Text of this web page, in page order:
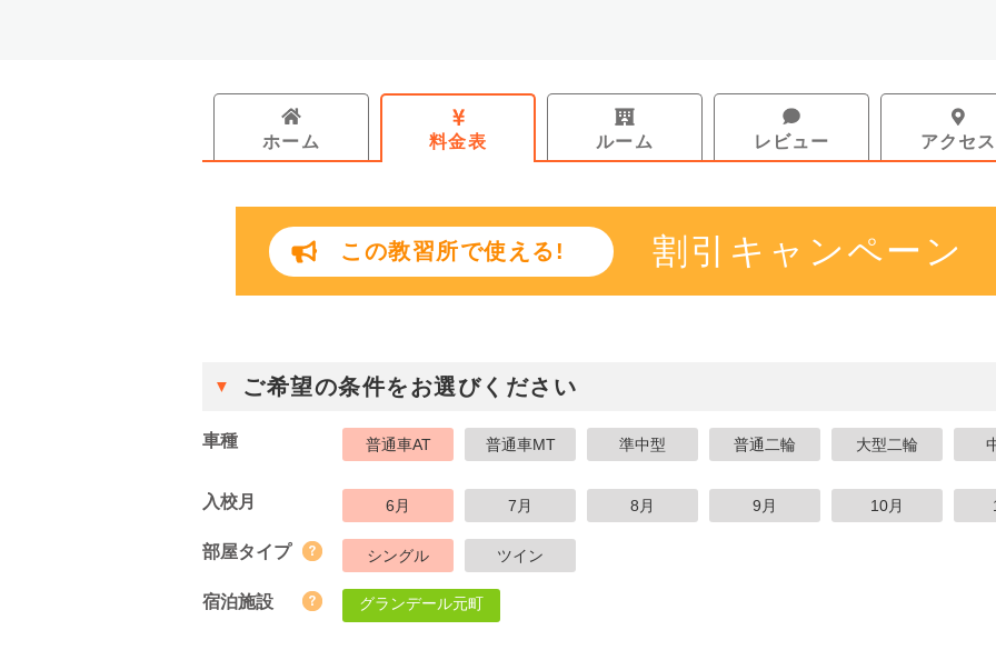
中国・四国
九州・沖縄
お支払いについて
ホーム 料金表 ルーム レビュー アクセス
この教習所で使える! 割引キャンペーン
ご希望の条件をお選びください
車種 普通車AT 普通車MT 準中型 普通二輪 大型二輪
入校月 6月 7月 8月 9月 10月
部屋タイプ シングル ツイン
宿泊施設 グランデール元町